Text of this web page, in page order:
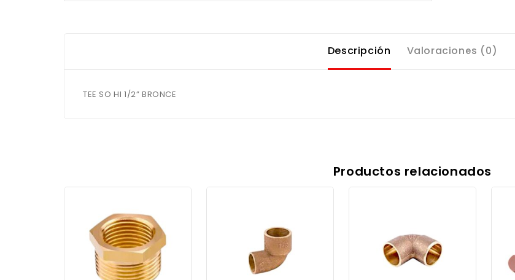
Descripción Valoraciones (0)
TEE SO HI 1/2” BRONCE
Productos relacionados